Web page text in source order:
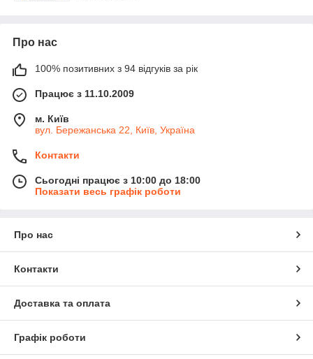
Про нас
100% позитивних з 94 відгуків за рік
Працює з 11.10.2009
м. Київ
вул. Бережанська 22, Київ, Україна
Контакти
Сьогодні працює з 10:00 до 18:00
Показати весь графік роботи
Про нас
Контакти
Доставка та оплата
Графік роботи